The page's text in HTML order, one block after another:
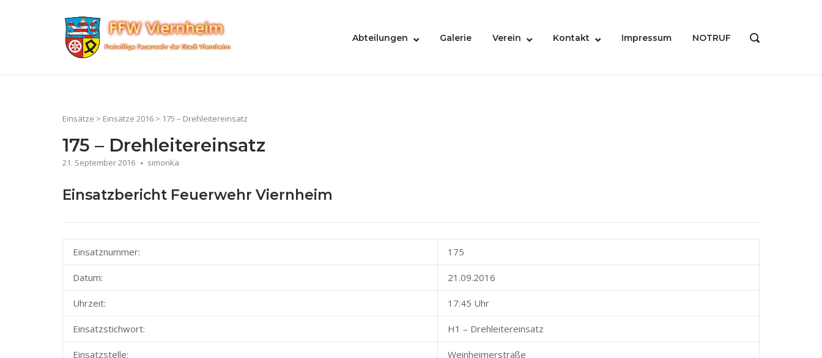
Home
Abteilungen Galerie Verein Kontakt Impressum NOTRUF
OPEN
Einsätze > Einsätze 2016 > 175 – Drehleitereinsatz
175 – Drehleitereinsatz
21. September 2016 simonka
Einsatzbericht Feuerwehr Viernheim
Einsatznummer: 175
Datum: 21.09.2016
Uhrzeit: 17:45 Uhr
Einsatzstichwort: H1 – Drehleitereinsatz
Einsatzstelle: Weinheimerstraße